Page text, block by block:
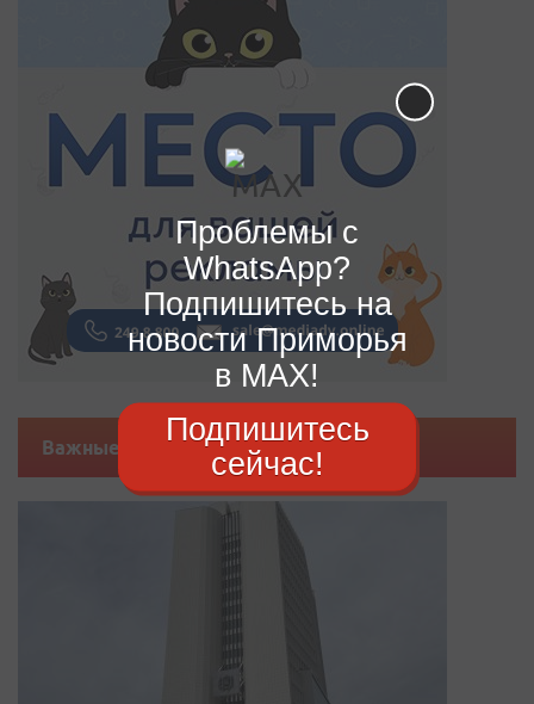
Важные новости
Проблемы с
WhatsApp?
Подпишитесь на
новости Приморья
в MAX!
Подпишитесь
сейчас!